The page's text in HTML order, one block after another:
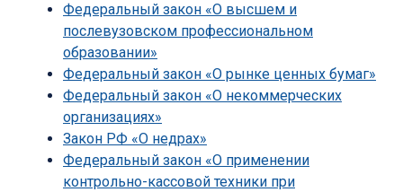
Федеральный закон «О высшем и
послевузовском профессиональном
образовании»
Федеральный закон «О рынке ценных бумаг»
Федеральный закон «О некоммерческих
организациях»
Закон РФ «О недрах»
Федеральный закон «О применении
контрольно-кассовой техники при